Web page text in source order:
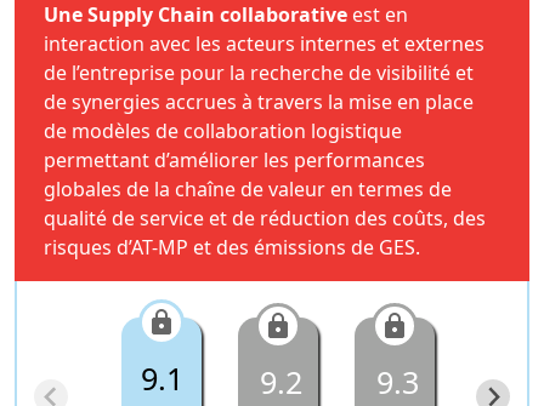
Une Supply Chain collaborative est en
interaction avec les acteurs internes et externes
de l’entreprise pour la recherche de visibilité et
de synergies accrues à travers la mise en place
de modèles de collaboration logistique
permettant d’améliorer les performances
globales de la chaîne de valeur en termes de
qualité de service et de réduction des coûts, des
risques d’AT-MP et des émissions de GES.
9.1 9.2 9.3 9.4